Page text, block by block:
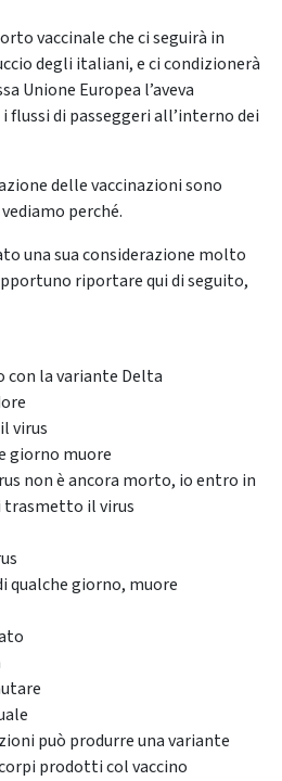
vaccinale che ci seguirà in
degli italiani, e ci condizionerà
Unione Europea l’aveva
di passeggeri all’interno dei
delle vaccinazioni sono
perché.
una sua considerazione molto
riportare qui di seguito,
la variante Delta
virus
giorno muore
non è ancora morto, io entro in
il virus
qualche giorno, muore
può produrre una variante
prodotti col vaccino